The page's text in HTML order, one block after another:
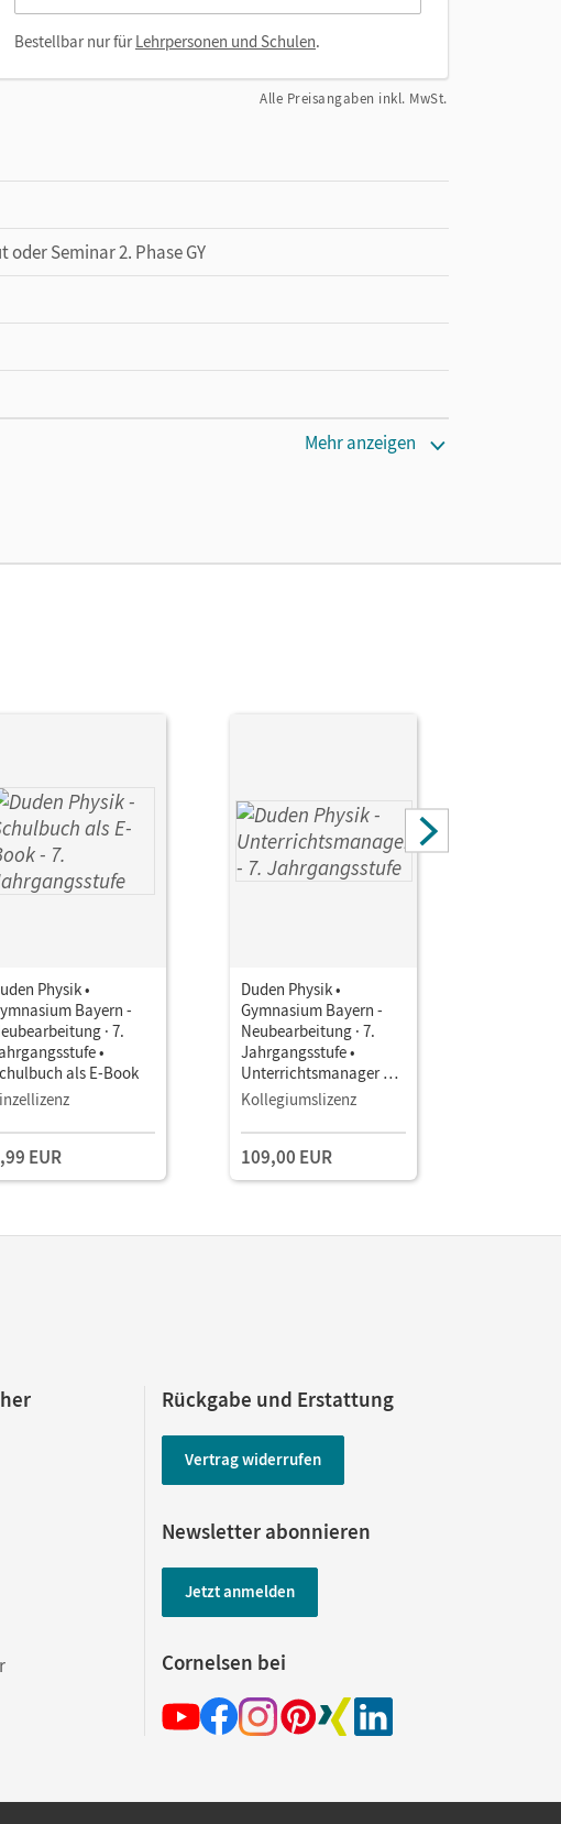
Bestellbar nur fürLehrpersonen und Schulen.
Alle Preisangaben inkl. MwSt.
Seminar 2. Phase GY
Mehr anzeigen
Physik •
Bayern -
· 7.
•
als E-Book
EUR
Duden Physik •
Gymnasium Bayern -
Neubearbeitung · 7.
Jahrgangsstufe •
Unterrichtsmanager E-
Book mit
Lehrkräftematerialien
und Planungstools
Kollegiumslizenz
109,00 EUR
Rückgabe und Erstattung
Vertrag widerrufen
Newsletter abonnieren
Jetzt anmelden
Cornelsen bei